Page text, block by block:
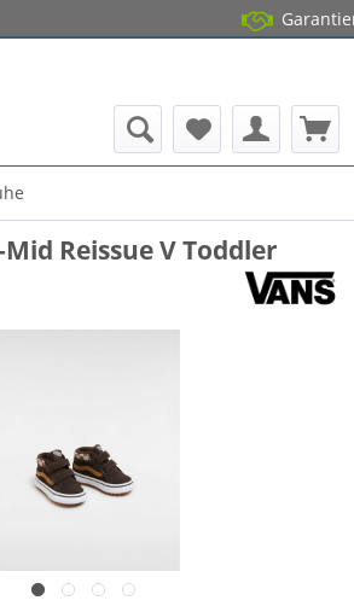
14 Tage
Garantierter
Mid Reissue V Toddler